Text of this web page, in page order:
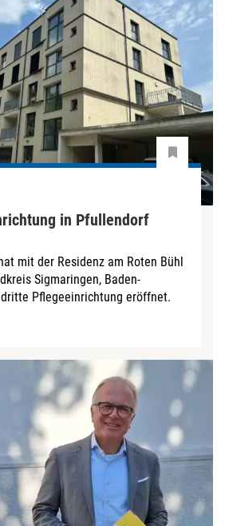
in Pfullendorf
mit der Residenz am Roten Bühl
Sigmaringen, Baden-
Pflegeeinrichtung eröffnet.